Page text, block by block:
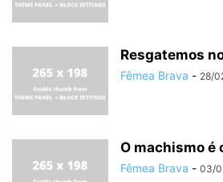
Resgatemos
Fêmea Brava - 28/
O machismo é
Fêmea Brava - 03/